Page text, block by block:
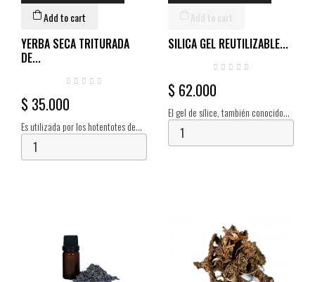
Add to cart
YERBA SECA TRITURADA
DE...
$ 35.000
Es utilizada por los hotentotes de
Africa del Sur como un poderoso
embriagante y potenciador del
Add to cart
SILICA GEL REUTILIZABLE...
$ 62.000
El gel de sílice, también conocido
como Silicagel, es un producto
absorbente, catalogado como el de